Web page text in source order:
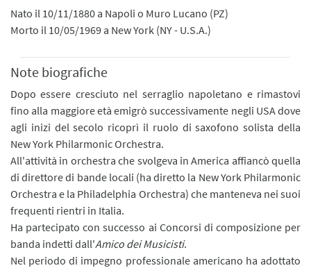
Nato il 10/11/1880 a Napoli o Muro Lucano (PZ)
Morto il 10/05/1969 a New York (NY - U.S.A.)
Note biografiche
Dopo essere cresciuto nel serraglio napoletano e rimastovi
fino alla maggiore età emigrò successivamente negli USA dove
agli inizi del secolo ricoprì il ruolo di saxofono solista della
New York Philarmonic Orchestra.
All'attività in orchestra che svolgeva in America affiancò quella
di direttore di bande locali (ha diretto la New York Philarmonic
Orchestra e la Philadelphia Orchestra) che manteneva nei suoi
frequenti rientri in Italia.
Ha partecipato con successo ai Concorsi di composizione per
banda indetti dall'Amico dei Musicisti.
Nel periodo di impegno professionale americano ha adottato